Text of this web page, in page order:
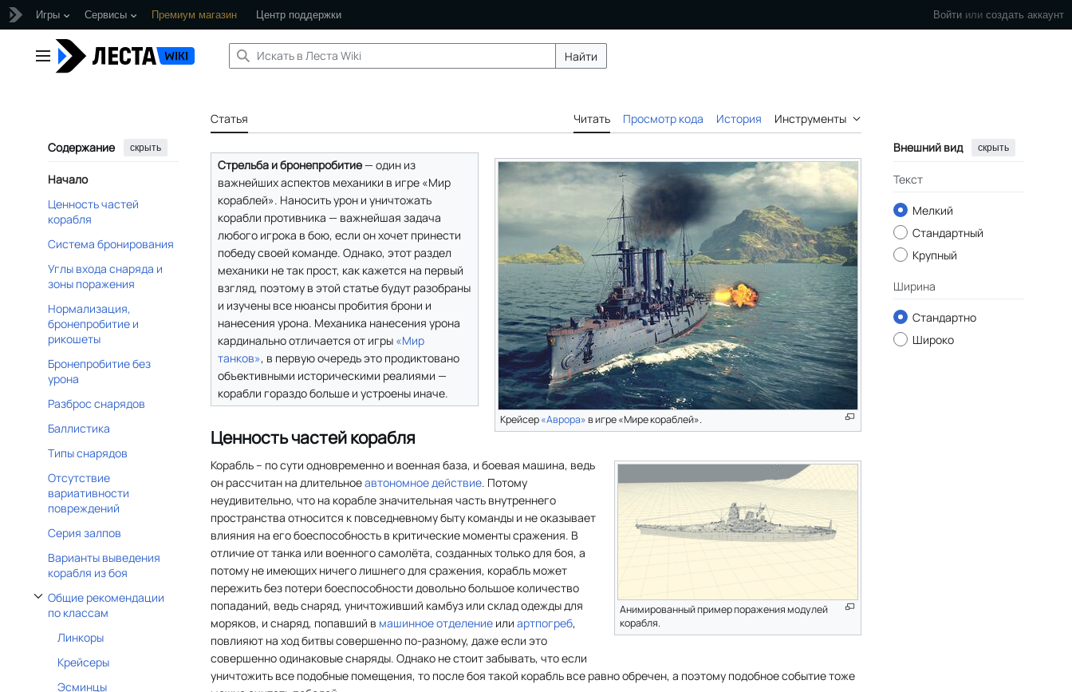
Войти или создать аккаунт
Игры Сервисы Премиум магазин Центр поддержки
содержанию
Главное меню Найти
Содержание скрыть
Начало
Ценность частей
корабля
Система бронирования
Углы входа снаряда и
зоны поражения
Нормализация,
бронепробитие и
рикошеты
Бронепробитие без
урона
Разброс снарядов
Баллистика
Типы снарядов
Отсутствие
вариативности
повреждений
Серия залпов
Варианты выведения
корабля из боя
Общие рекомендации
по классам
Отобразить/Скрыть подраздел Общие рекомендации по классам
Линкоры
Крейсеры
Эсминцы
Статья Читать Просмотр кода История
Инструменты
Внешний вид
скрыть
Текст
Мелкий
Стандартный
Крупный
Ширина
Стандартно
Широко
Крейсер«Аврора»в игре «Мире кораблей».
Стрельба и бронепробитие— один из
важнейших аспектов механики в игре «Мир
кораблей». Наносить урон и уничтожать
корабли противника — важнейшая задача
любого игрока в бою, если он хочет принести
победу своей команде. Однако, этот раздел
механики не так прост, как кажется на первый
взгляд, поэтому в этой статье будут разобраны
и изучены все нюансы пробития брони и
нанесения урона. Механика нанесения урона
кардинально отличается от игры «Мир
танков», в первую очередь это продиктовано
объективными историческими реалиями —
корабли гораздо больше и устроены иначе.
Ценность частей корабля
Анимированный пример поражения модулей
корабля.
Корабль – по сути одновременно и военная база, и боевая машина, ведь
он рассчитан на длительноеавтономное действие. Потому
неудивительно, что на корабле значительная часть внутреннего
пространства относится к повседневному быту команды и не оказывает
влияния на его боеспособность в критические моменты сражения. В
отличие от танка или военного самолёта, созданных только для боя, а
потому не имеющих ничего лишнего для сражения, корабль может
пережить без потери боеспособности довольно большое количество
попаданий, ведь снаряд, уничтоживший камбуз или склад одежды для
моряков, и снаряд, попавший в машинное отделение или артпогреб,
повлияют на ход битвы совершенно по-разному, даже если это
совершенно одинаковые снаряды. Однако не стоит забывать, что если
уничтожить все подобные помещения, то после боя такой корабль все равно обречен, а поэтому подобное событие тоже